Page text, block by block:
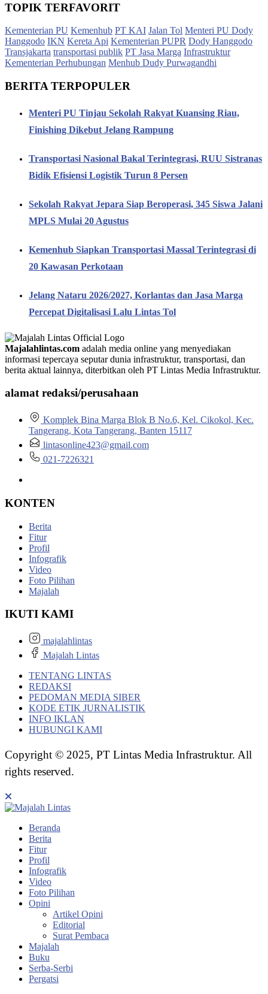
TOPIK TERFAVORIT
Kementerian PU Kemenhub PT KAI Jalan Tol Menteri PU Dody
Hanggodo IKN Kereta Api Kementerian PUPR Dody Hanggodo
Transjakarta transportasi publik PT Jasa Marga Infrastruktur
Kementerian Perhubungan Menhub Dudy Purwagandhi
BERITA TERPOPULER
Menteri PU Tinjau Sekolah Rakyat Kuansing Riau,
Finishing Dikebut Jelang Rampung
Transportasi Nasional Bakal Terintegrasi, RUU Sistranas
Bidik Efisiensi Logistik Turun 8 Persen
Sekolah Rakyat Jepara Siap Beroperasi, 345 Siswa Jalani
MPLS Mulai 20 Agustus
Kemenhub Siapkan Transportasi Massal Terintegrasi di
20 Kawasan Perkotaan
Jelang Nataru 2026/2027, Korlantas dan Jasa Marga
Percepat Digitalisasi Lalu Lintas Tol
Majalahlintas.com adalah media online yang menyediakan
informasi tepercaya seputar dunia infrastruktur, transportasi, dan
berita aktual lainnya, diterbitkan oleh PT Lintas Media Infrastruktur.
alamat redaksi/perusahaan
Komplek Bina Marga Blok B No.6, Kel. Cikokol, Kec.
Tangerang, Kota Tangerang, Banten 15117
lintasonline423@gmail.com
021-7226321
KONTEN
Berita
Fitur
Profil
Infografik
Video
Foto Pilihan
Majalah
IKUTI KAMI
majalahlintas
Majalah Lintas
TENTANG LINTAS
REDAKSI
PEDOMAN MEDIA SIBER
KODE ETIK JURNALISTIK
INFO IKLAN
HUBUNGI KAMI
Copyright © 2025, PT Lintas Media Infrastruktur. All
rights reserved.
Beranda
Berita
Fitur
Profil
Infografik
Video
Foto Pilihan
Opini
Artikel Opini
Editorial
Surat Pembaca
Majalah
Buku
Serba-Serbi
Pergatsi